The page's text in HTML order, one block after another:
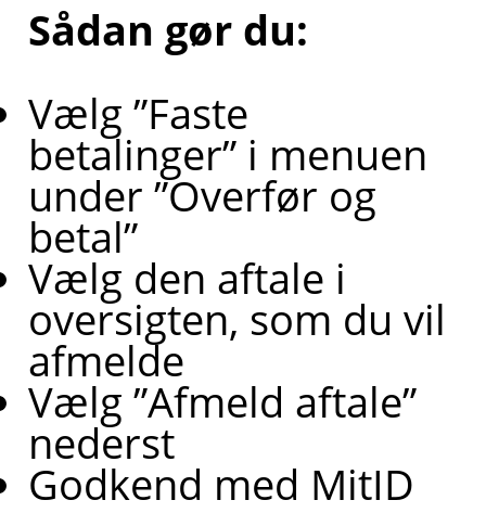
Sådan gør du:
Vælg ”Faste
betalinger” i menuen
under ”Overfør og
betal”
Vælg den aftale i
oversigten, som du vil
afmelde
Vælg ”Afmeld aftale”
nederst
Godkend med MitID